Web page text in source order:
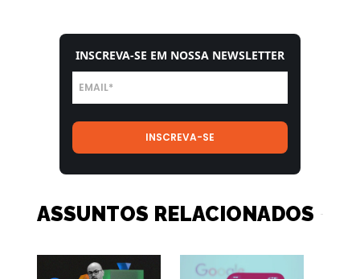
INSCREVA-SE EM NOSSA NEWSLETTER
ASSUNTOS RELACIONADOS